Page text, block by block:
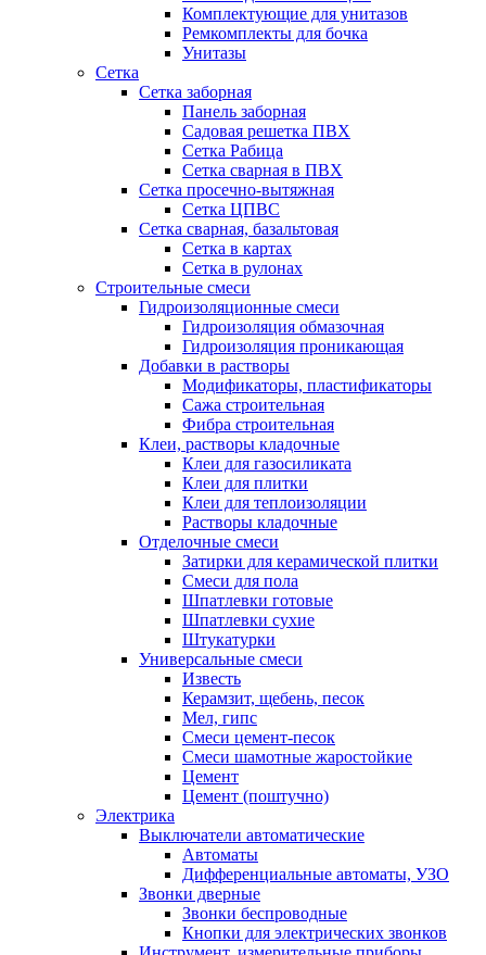
Комплектующие для унитазов
Ремкомплекты для бочка
Унитазы
Сетка
Сетка заборная
Панель заборная
Садовая решетка ПВХ
Сетка Рабица
Сетка сварная в ПВХ
Сетка просечно-вытяжная
Сетка ЦПВС
Сетка сварная, базальтовая
Сетка в картах
Сетка в рулонах
Строительные смеси
Гидроизоляционные смеси
Гидроизоляция обмазочная
Гидроизоляция проникающая
Добавки в растворы
Модификаторы, пластификаторы
Сажа строительная
Фибра строительная
Клеи, растворы кладочные
Клеи для газосиликата
Клеи для плитки
Клеи для теплоизоляции
Растворы кладочные
Отделочные смеси
Затирки для керамической плитки
Смеси для пола
Шпатлевки готовые
Шпатлевки сухие
Штукатурки
Универсальные смеси
Известь
Керамзит, щебень, песок
Мел, гипс
Смеси цемент-песок
Смеси шамотные жаростойкие
Цемент
Цемент (поштучно)
Электрика
Выключатели автоматические
Автоматы
Дифференциальные автоматы, УЗО
Звонки дверные
Звонки беспроводные
Кнопки для электрических звонков